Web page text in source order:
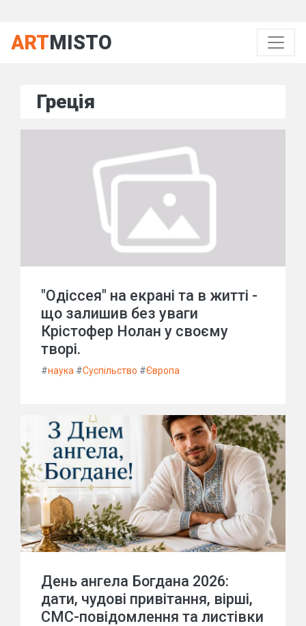
ARTMISTO
Греція
"Одіссея" на екрані та в житті -
що залишив без уваги
Крістофер Нолан у своєму
творі.
#наука #Суспільство #Європа
День ангела Богдана 2026:
дати, чудові привітання, вірші,
СМС-повідомлення та листівки